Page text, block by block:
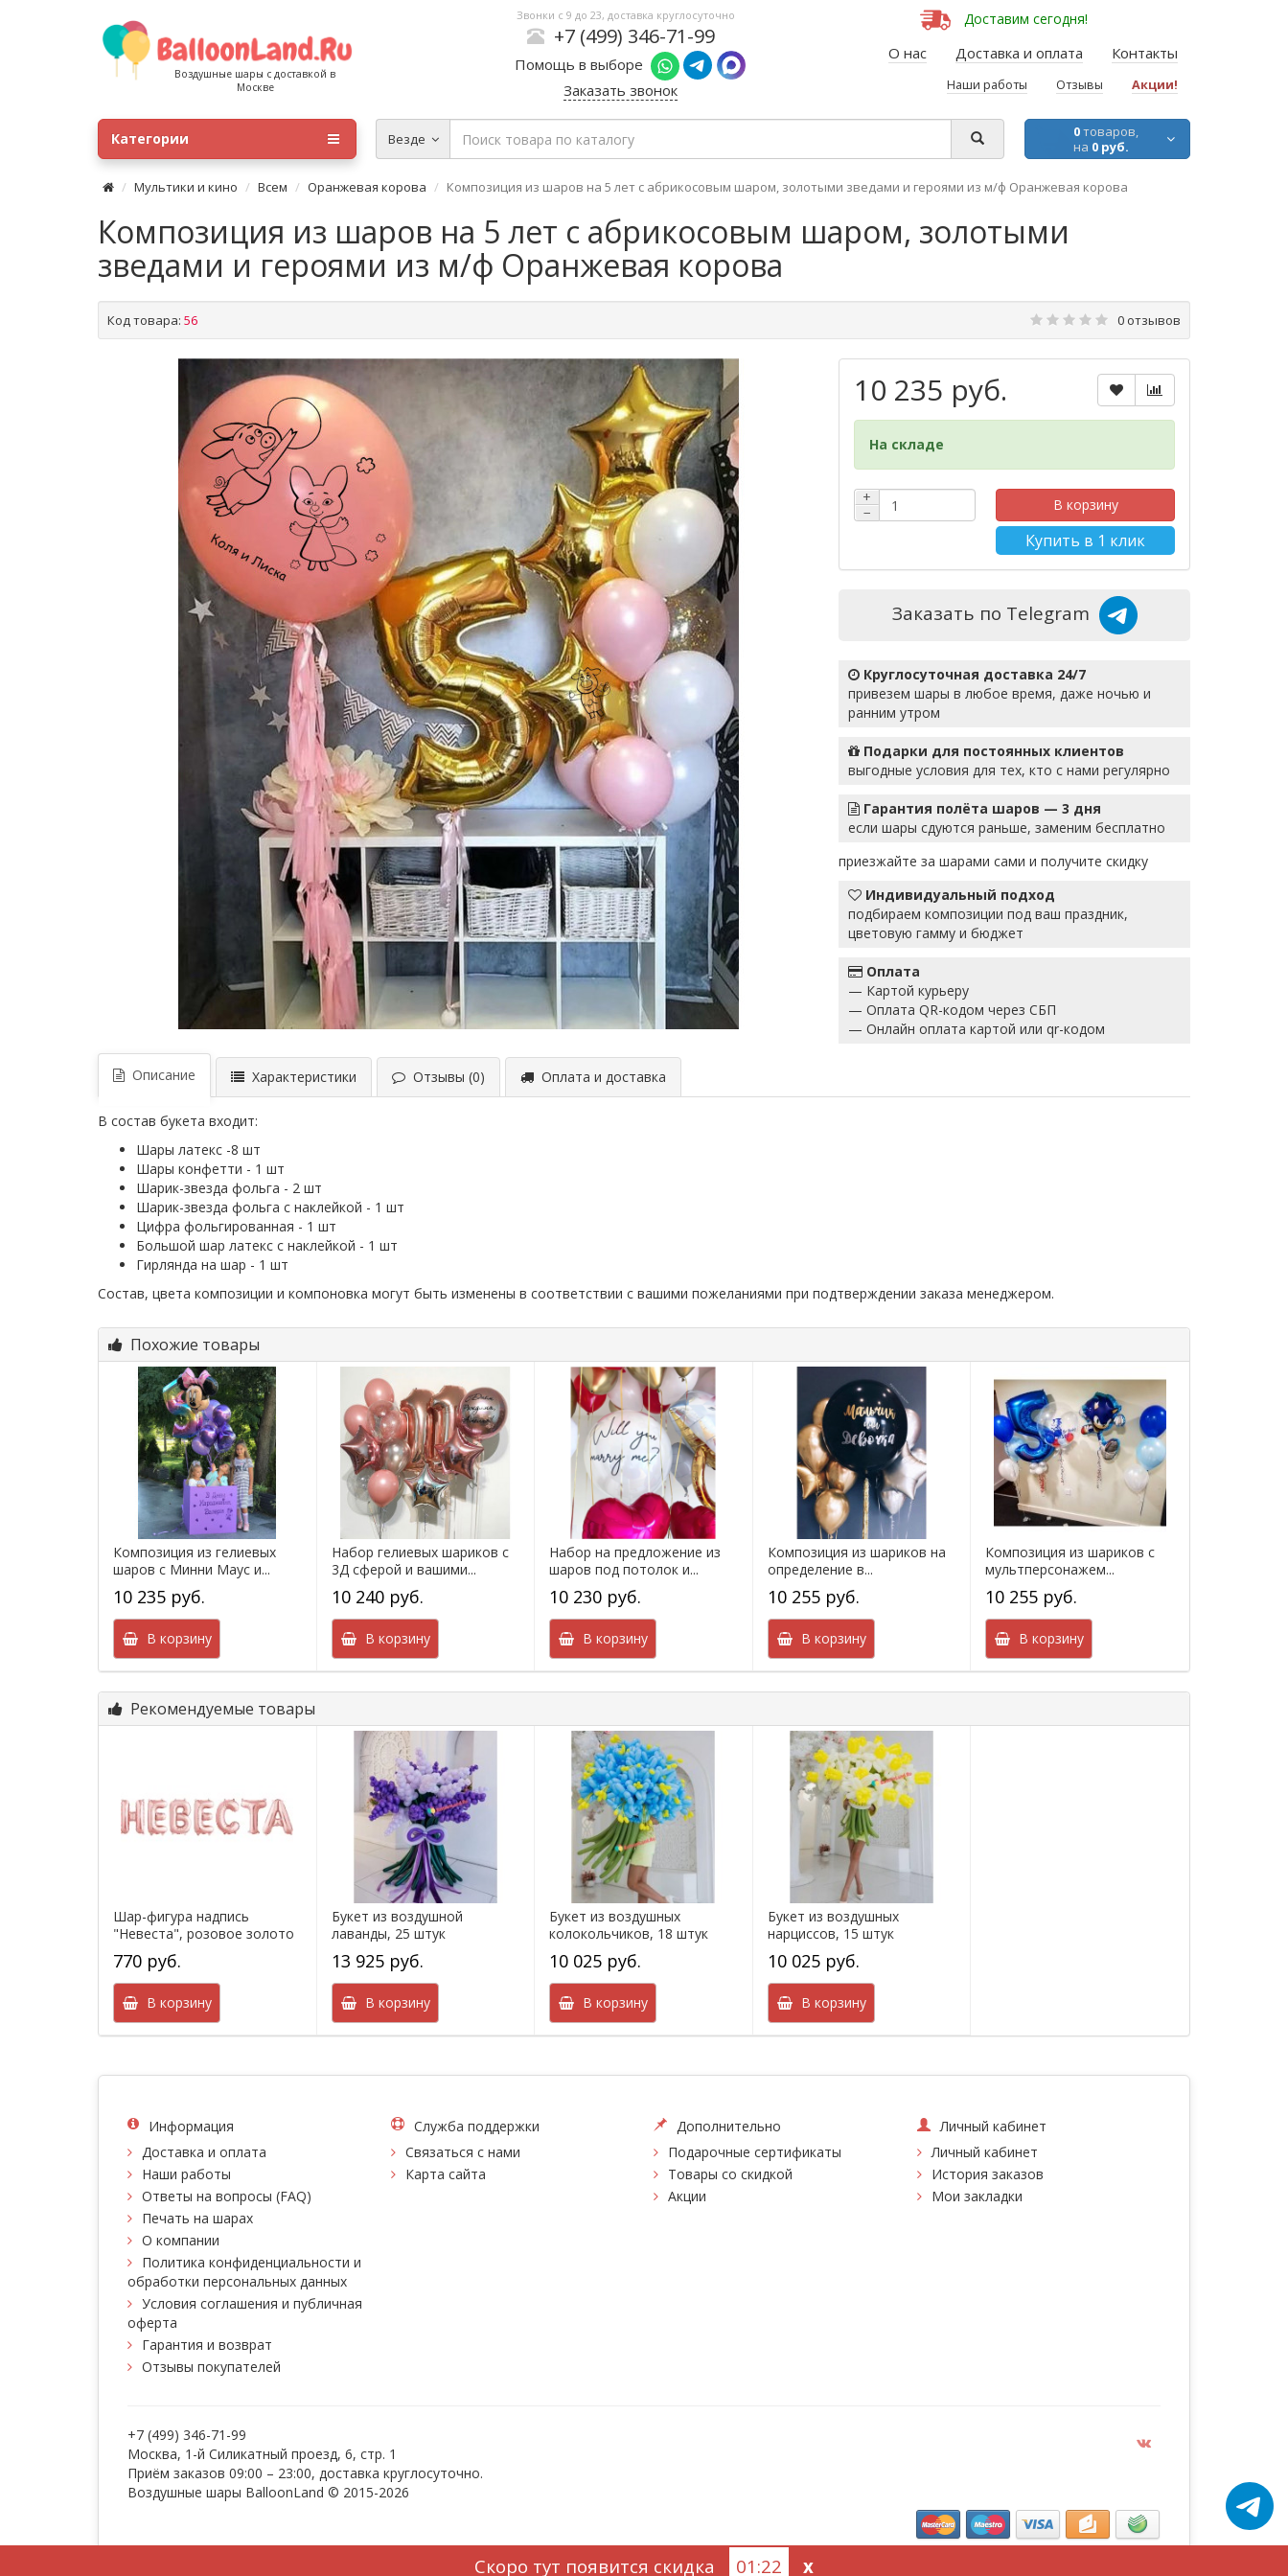
Воздушные шары с доставкой в
Москве
Звонки с 9 до 23, доставка круглосуточно
+7 (499) 346-71-99
Помощь в выборе
Заказать звонок
Доставим сегодня!
О нас Доставка и оплата Контакты
Наши работы Отзывы Акции!
Везде 0товаров,
на 0 руб.
Категории
Мультики и кино Всем Оранжевая корова Композиция из шаров на 5 лет с абрикосовым шаром, золотыми зведами и героями из м/ф Оранжевая корова
Композиция из шаров на 5 лет с абрикосовым шаром, золотыми
зведами и героями из м/ф Оранжевая корова
Код товара: 56 0 отзывов
10 235 руб.
На складе
+
−
В корзину
Купить в 1 клик
Заказать по Telegram
Круглосуточная доставка 24/7
привезем шары в любое время, даже ночью и
ранним утром
Подарки для постоянных клиентов
выгодные условия для тех, кто с нами регулярно
Гарантия полёта шаров — 3 дня
если шары сдуются раньше, заменим бесплатно
приезжайте за шарами сами и получите скидку
Индивидуальный подход
подбираем композиции под ваш праздник,
цветовую гамму и бюджет
Оплата
— Картой курьеру
— Оплата QR-кодом через СБП
— Онлайн оплата картой или qr-кодом
Описание Характеристики Отзывы (0) Оплата и доставка
В состав букета входит:
Шары латекс -8 шт
Шары конфетти - 1 шт
Шарик-звезда фольга - 2 шт
Шарик-звезда фольга с наклейкой - 1 шт
Цифра фольгированная - 1 шт
Большой шар латекс с наклейкой - 1 шт
Гирлянда на шар - 1 шт
Состав, цвета композиции и компоновка могут быть изменены в соответствии с вашими пожеланиями при подтверждении заказа менеджером.
Похожие товары
Композиция из гелиевых
шаров с Минни Маус и...
10 235 руб.
В корзину
Набор гелиевых шариков с
3Д сферой и вашими...
10 240 руб.
В корзину
Набор на предложение из
шаров под потолок и...
10 230 руб.
В корзину
Композиция из шариков на
определение в...
10 255 руб.
В корзину
Композиция из шариков с
мультперсонажем...
10 255 руб.
В корзину
Рекомендуемые товары
Шар-фигура надпись
"Невеста", розовое золото
770 руб.
В корзину
Букет из воздушной
лаванды, 25 штук
13 925 руб.
В корзину
Букет из воздушных
колокольчиков, 18 штук
10 025 руб.
В корзину
Букет из воздушных
нарциссов, 15 штук
10 025 руб.
В корзину
Информация
Доставка и оплата
Наши работы
Ответы на вопросы (FAQ)
Печать на шарах
О компании
Политика конфиденциальности и
обработки персональных данных
Условия соглашения и публичная
оферта
Гарантия и возврат
Отзывы покупателей
Служба поддержки
Связаться с нами
Карта сайта
Дополнительно
Подарочные сертификаты
Товары со скидкой
Акции
Личный кабинет
Личный кабинет
История заказов
Мои закладки
+7 (499) 346-71-99
Москва, 1-й Силикатный проезд, 6, стр. 1
Приём заказов 09:00 – 23:00, доставка круглосуточно.
Воздушные шары BalloonLand © 2015-2026
Скоро тут появится скидка 01:21 x